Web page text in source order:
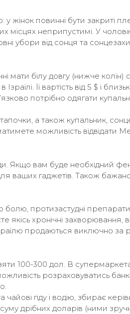
жінок повинні бути закриті
місцях неприпустимі. У
убори від сонця та
мати білу довгу (нижче колін)
Її вартість від 5 $ і
потрібно одягати
а також купальник,
можливість відвідати
Якщо вам буде необхідний
ваших гаджетів. Також
болю, протизастудні
хронічні захворювання,
продаються виключно за
100-300 дол. В
розраховуватись
гіду і водію, збирає
дрібних доларів (ними